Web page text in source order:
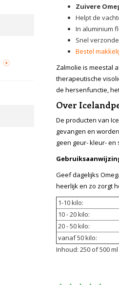
Zuivere
Helpt de
In aluminium
Snel
Bestel
Zalmolie is meestal
therapeutische
de hersenfunctie,
Over
De producten van
gevangen en
geen geur- kleur- en
Geef dagelijks
heerlijk en zo zorgt
1-10 kilo:
10 - 20 kilo:
20 - 50 kilo:
vanaf 50 kilo:
Inhoud: 250 of 500 ml